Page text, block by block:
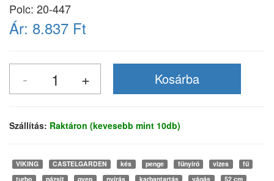
Polc: 20-447
Ár: 8.837 Ft
Szállítás: Raktáron (kevesebb mint 10db)
VIKING CASTELGARDEN kés penge fűnyíró vizes
fű
turbo
pázsit gyep nyírás karbantartás vágás
52 cm